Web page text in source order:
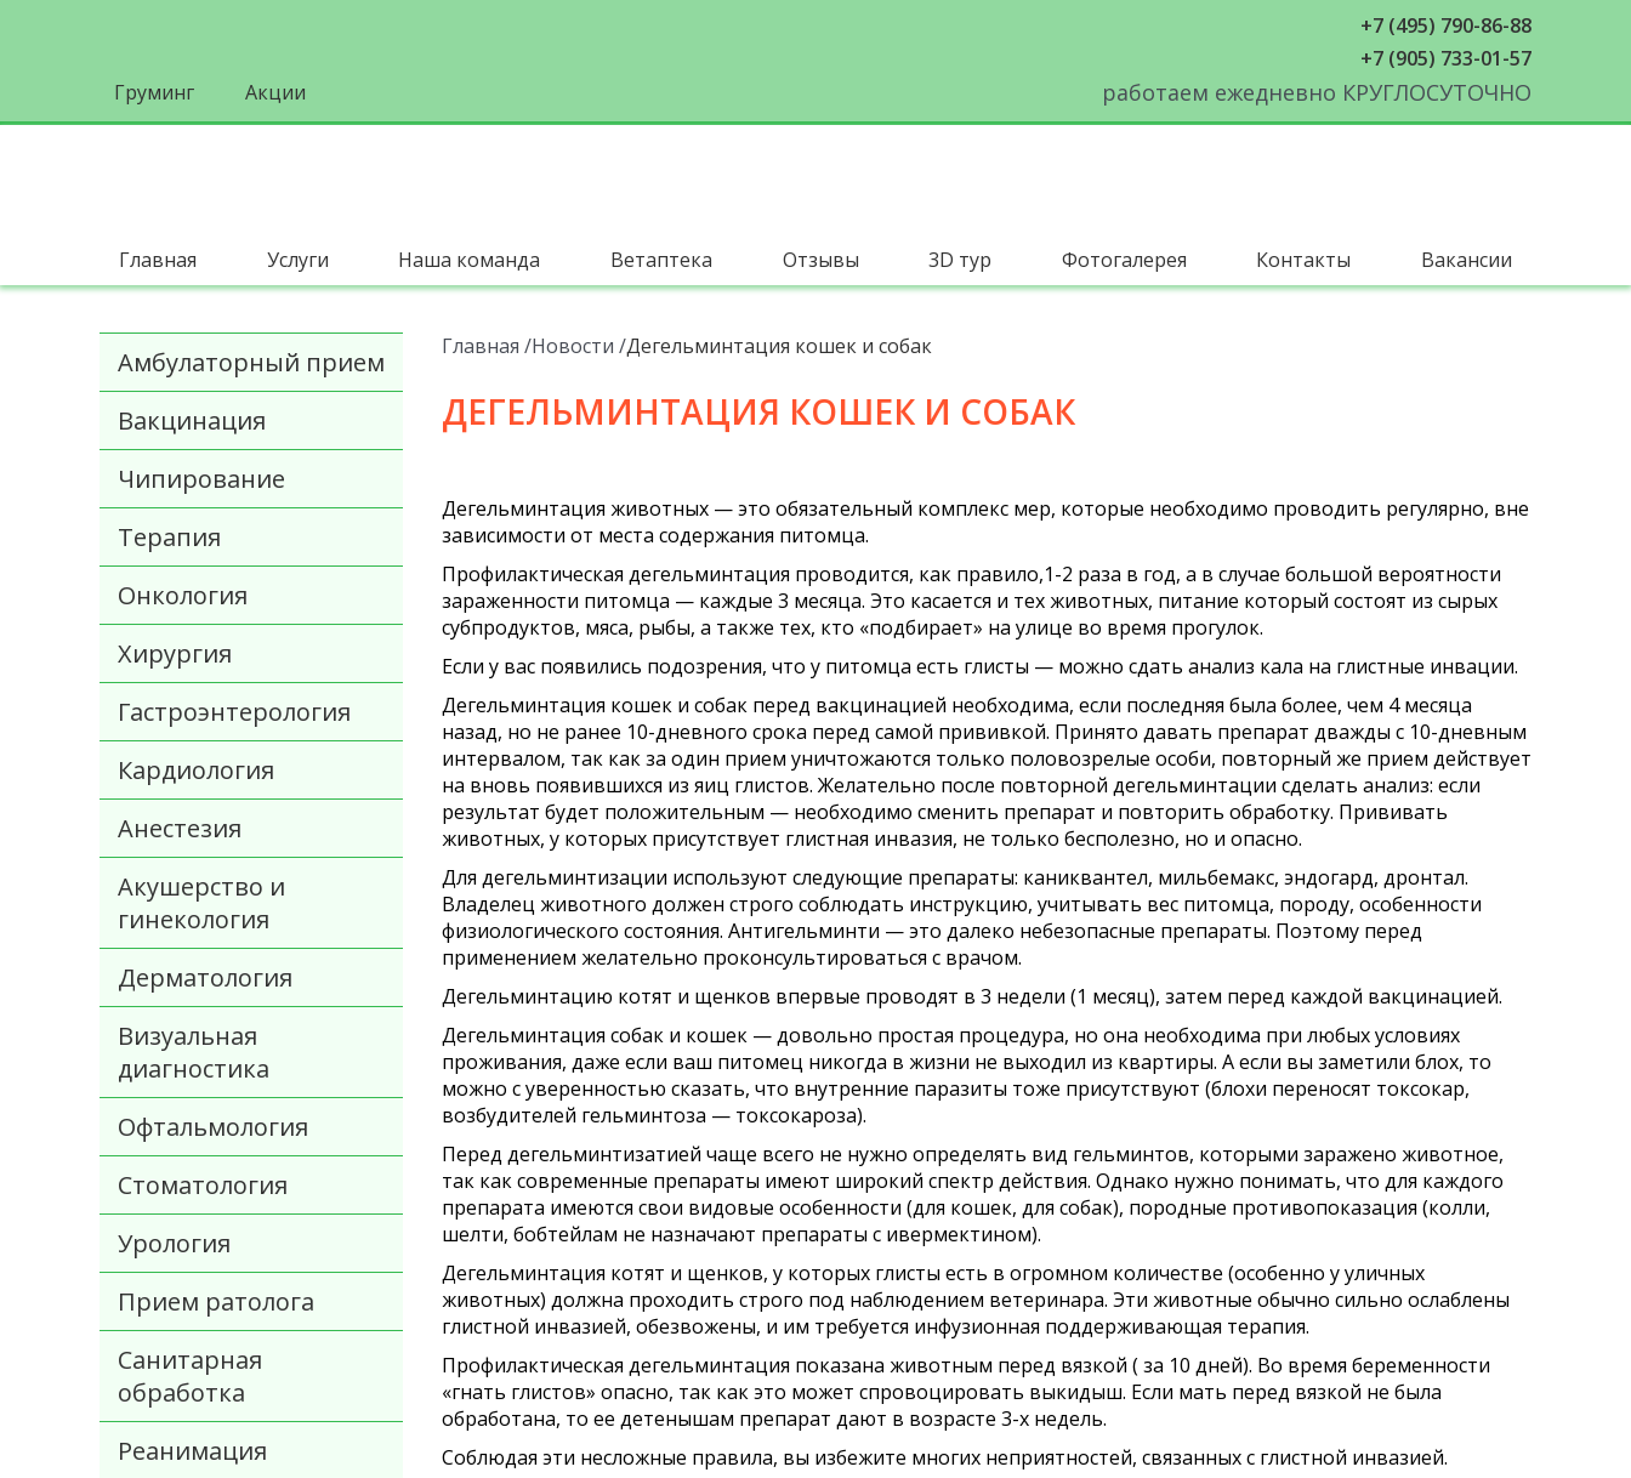
Груминг Акции
+7 (495) 790-86-88
+7 (905) 733-01-57
работаем ежедневно КРУГЛОСУТОЧНО
Главная Услуги Наша команда Ветаптека Отзывы 3D тур Фотогалерея Контакты Вакансии
Амбулаторный прием
Вакцинация
Чипирование
Терапия
Онкология
Хирургия
Гастроэнтерология
Кардиология
Анестезия
Акушерство и
гинекология
Дерматология
Визуальная
диагностика
Офтальмология
Стоматология
Урология
Прием ратолога
Санитарная
обработка
Реанимация
Главная Новости Дегельминтация кошек и собак
ДЕГЕЛЬМИНТАЦИЯ КОШЕК И СОБАК
Дегельминтация животных — это обязательный комплекс мер, которые необходимо проводить регулярно, вне
зависимости от места содержания питомца.
Профилактическая дегельминтация проводится, как правило,1-2 раза в год, а в случае большой вероятности
зараженности питомца — каждые 3 месяца. Это касается и тех животных, питание который состоят из сырых
субпродуктов, мяса, рыбы, а также тех, кто «подбирает» на улице во время прогулок.
Если у вас появились подозрения, что у питомца есть глисты — можно сдать анализ кала на глистные инвации.
Дегельминтация кошек и собак перед вакцинацией необходима, если последняя была более, чем 4 месяца
назад, но не ранее 10-дневного срока перед самой прививкой. Принято давать препарат дважды с 10-дневным
интервалом, так как за один прием уничтожаются только половозрелые особи, повторный же прием действует
на вновь появившихся из яиц глистов. Желательно после повторной дегельминтации сделать анализ: если
результат будет положительным — необходимо сменить препарат и повторить обработку. Прививать
животных, у которых присутствует глистная инвазия, не только бесполезно, но и опасно.
Для дегельминтизации используют следующие препараты: каниквантел, мильбемакс, эндогард, дронтал.
Владелец животного должен строго соблюдать инструкцию, учитывать вес питомца, породу, особенности
физиологического состояния. Антигельминти — это далеко небезопасные препараты. Поэтому перед
применением желательно проконсультироваться с врачом.
Дегельминтацию котят и щенков впервые проводят в 3 недели (1 месяц), затем перед каждой вакцинацией.
Дегельминтация собак и кошек — довольно простая процедура, но она необходима при любых условиях
проживания, даже если ваш питомец никогда в жизни не выходил из квартиры. А если вы заметили блох, то
можно с уверенностью сказать, что внутренние паразиты тоже присутствуют (блохи переносят токсокар,
возбудителей гельминтоза — токсокароза).
Перед дегельминтизатией чаще всего не нужно определять вид гельминтов, которыми заражено животное,
так как современные препараты имеют широкий спектр действия. Однако нужно понимать, что для каждого
препарата имеются свои видовые особенности (для кошек, для собак), породные противопоказация (колли,
шелти, бобтейлам не назначают препараты с ивермектином).
Дегельминтация котят и щенков, у которых глисты есть в огромном количестве (особенно у уличных
животных) должна проходить строго под наблюдением ветеринара. Эти животные обычно сильно ослаблены
глистной инвазией, обезвожены, и им требуется инфузионная поддерживающая терапия.
Профилактическая дегельминтация показана животным перед вязкой ( за 10 дней). Во время беременности
«гнать глистов» опасно, так как это может спровоцировать выкидыш. Если мать перед вязкой не была
обработана, то ее детенышам препарат дают в возрасте 3-х недель.
Соблюдая эти несложные правила, вы избежите многих неприятностей, связанных с глистной инвазией.